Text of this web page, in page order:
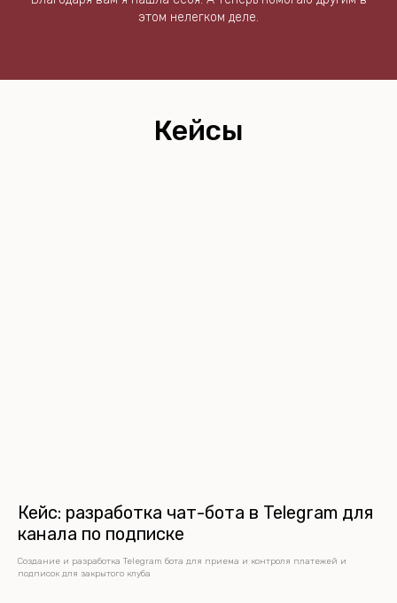
этом нелегком деле.
Кейсы
Кейс: разработка чат-бота в Telegram для
канала по подписке
Создание и разработка Telegram бота для приема и контроля платежей и
подписок для закрытого клуба